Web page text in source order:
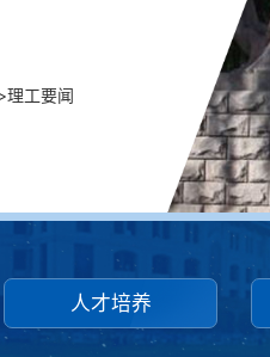
理工要闻
人才培养